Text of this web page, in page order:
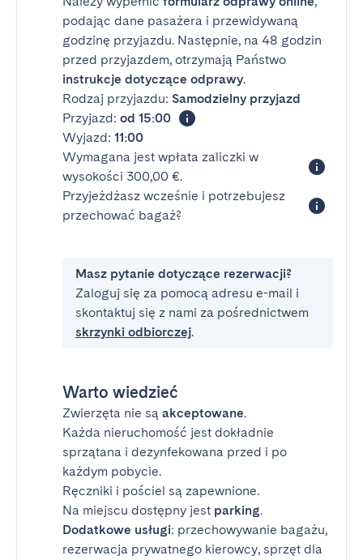
podając dane pasażera i przewidywaną
godzinę przyjazdu. Następnie, na 48 godzin
przed przyjazdem, otrzymają Państwo
instrukcje dotyczące odprawy.
Rodzaj przyjazdu: Samodzielny przyjazd
Przyjazd: od 15:00
Wyjazd: 11:00
Wymagana jest wpłata zaliczki w
wysokości 300,00 €.
Przyjeżdżasz wcześnie i potrzebujesz
przechować bagaż?
Masz pytanie dotyczące rezerwacji?
Zaloguj się za pomocą adresu e-mail i
skontaktuj się z nami za pośrednictwem
skrzynki odbiorczej.
Warto wiedzieć
Zwierzęta nie są akceptowane.
Każda nieruchomość jest dokładnie
sprzątana i dezynfekowana przed i po
każdym pobycie.
Ręczniki i pościel są zapewnione.
Na miejscu dostępny jest parking.
Dodatkowe usługi: przechowywanie bagażu,
rezerwacja prywatnego kierowcy, sprzęt dla